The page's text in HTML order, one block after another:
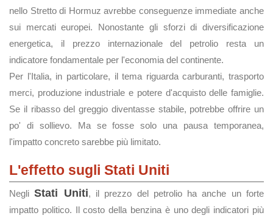
nello Stretto di Hormuz avrebbe conseguenze immediate anche
sui mercati europei. Nonostante gli sforzi di diversificazione
energetica, il prezzo internazionale del petrolio resta un
indicatore fondamentale per l'economia del continente.
Per l'Italia, in particolare, il tema riguarda carburanti, trasporto
merci, produzione industriale e potere d'acquisto delle famiglie.
Se il ribasso del greggio diventasse stabile, potrebbe offrire un
po' di sollievo. Ma se fosse solo una pausa temporanea,
l'impatto concreto sarebbe più limitato.
L'effetto sugli Stati Uniti
NegliStati Uniti, il prezzo del petrolio ha anche un forte
impatto politico. Il costo della benzina è uno degli indicatori più